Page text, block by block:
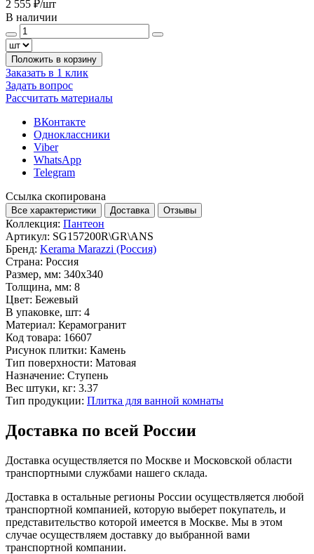
2 555 ₽/шт
В наличии
Положить в корзину
Заказать в 1 клик
Задать вопрос
Рассчитать материалы
ВКонтакте
Одноклассники
Viber
WhatsApp
Telegram
Ссылка скопирована
Все характеристики Доставка Отзывы
Коллекция: Пантеон
Артикул: SG157200R\GR\ANS
Бренд: Kerama Marazzi (Россия)
Страна: Россия
Размер, мм: 340x340
Толщина, мм: 8
Цвет: Бежевый
В упаковке, шт: 4
Материал: Керамогранит
Код товара: 16607
Рисунок плитки: Камень
Тип поверхности: Матовая
Назначение: Ступень
Вес штуки, кг: 3.37
Тип продукции: Плитка для ванной комнаты
Доставка по всей России
Доставка осуществляется по Москве и Московской области
транспортными службами нашего склада.
Доставка в остальные регионы России осуществляется любой
транспортной компанией, которую выберет покупатель, и
представительство которой имеется в Москве. Мы в этом
случае осуществляем доставку до выбранной вами
транспортной компании.